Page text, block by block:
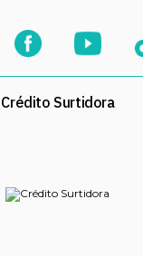
Crédito Surtidora